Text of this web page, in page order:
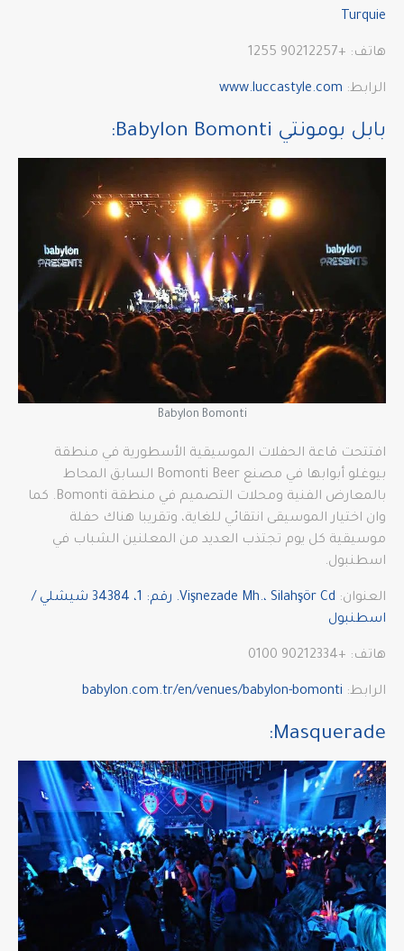
Turquie
هاتف: +90212257 1255
الرابط: www.luccastyle.com
بابل بومونتي Babylon Bomonti:
Babylon Bomonti
افتتحت قاعة الحفلات الموسيقية الأسطورية في منطقة
بيوغلو أبوابها في مصنع Bomonti Beer السابق المحاط
بالمعارض الفنية ومحلات التصميم في منطقة Bomonti. كما
وان اختيار الموسيقى انتقائي للغاية، وتقريبا هناك حفلة
موسيقية كل يوم تجتذب العديد من المعلنين الشباب في
اسطنبول.
العنوان:
Vişnezade Mh.، Silahşör Cd. رقم: 1، 34384 شيشلي /
اسطنبول
هاتف: +90212334 0100
الرابط: babylon.com.tr/en/venues/babylon-bomonti
Masquerade
: